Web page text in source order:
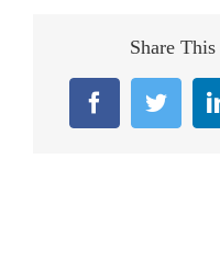
Share
Facebook